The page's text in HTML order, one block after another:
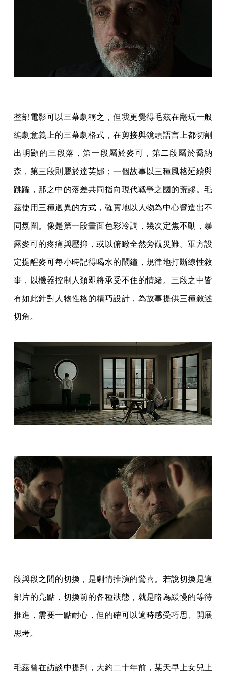
整部電影可以三幕劇稱之，但我更覺得毛茲在翻玩一般
編劇意義上的三幕劇格式，在剪接與鏡頭語言上都切割
出明顯的三段落，第一段屬於麥可，第二段屬於喬納
森，第三段則屬於達芙娜；一個故事以三種風格延續與
跳躍，那之中的落差共同指向現代戰爭之國的荒謬。毛
茲使用三種迥異的方式，確實地以人物為中心營造出不
同氛圍。像是第一段畫面色彩冷調，幾次定焦不動，暴
露麥可的疼痛與壓抑，或以俯瞰全然旁觀災難。軍方設
定提醒麥可每小時記得喝水的鬧鐘，規律地打斷線性敘
事，以機器控制人類即將承受不住的情緒。三段之中皆
有如此針對人物性格的精巧設計，為故事提供三種敘述
切角。
段與段之間的切換，是劇情推演的驚喜。若說切換是這
部片的亮點，切換前的各種狀態，就是略為緩慢的等待
推進，需要一點耐心，但的確可以適時感受巧思、開展
思考。
毛茲曾在訪談中提到，大約二十年前，某天早上女兒上